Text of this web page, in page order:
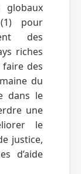
globaux
pour
des
riches
des
du
dans le
une
le
justice,
d’aide